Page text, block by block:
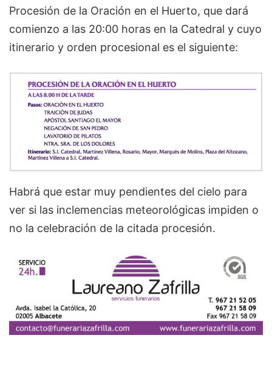
Procesión de la Oración en el Huerto, que dará
comienzo a las 20:00 horas en la Catedral y cuyo
itinerario y orden procesional es el siguiente:
Habrá que estar muy pendientes del cielo para
ver si las inclemencias meteorológicas impiden o
no la celebración de la citada procesión.